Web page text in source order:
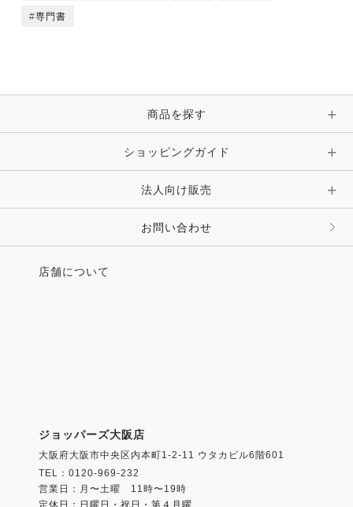
専門書
商品を探す
ショッピングガイド
法人向け販売
お問い合わせ
店舗について
ジョッパーズ大阪店
大阪府大阪市中央区内本町1-2-11 ウタカビル6階601
TEL：0120-969-232
営業日：月〜土曜 11時〜19時
定休日：日曜日・祝日・第４月曜